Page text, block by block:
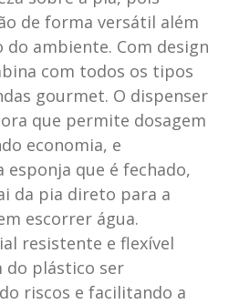
de forma versátil além
ambiente. Com design
com todos os tipos
gourmet. O dispenser
que permite dosagem
economia, e
que é fechado,
da pia direto para a
escorrer água.
resistente e flexível
do plástico ser
riscos e facilitando a